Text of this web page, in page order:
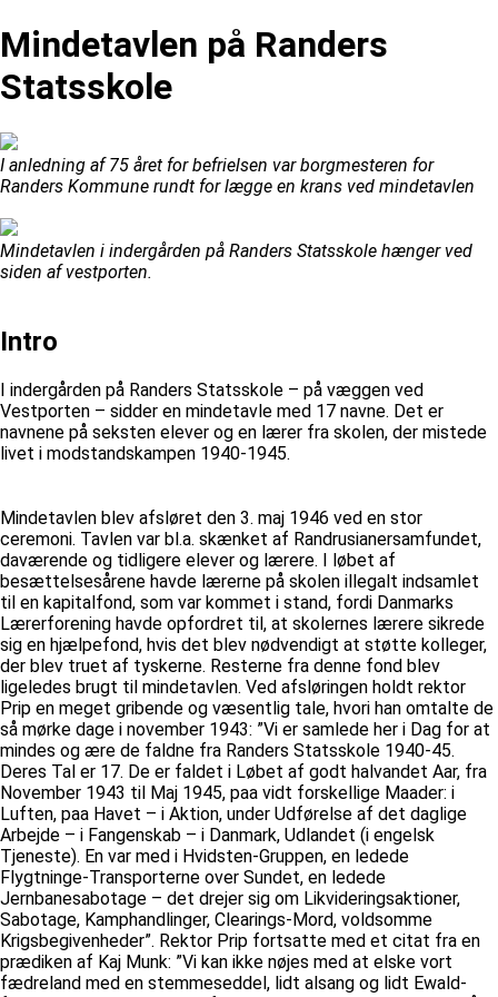
Mindetavlen på Randers
Statsskole
I anledning af 75 året for befrielsen var borgmesteren for
Randers Kommune rundt for lægge en krans ved mindetavlen
Mindetavlen i indergården på Randers Statsskole hænger ved
siden af vestporten.
Intro
I indergården på Randers Statsskole – på væggen ved
Vestporten – sidder en mindetavle med 17 navne. Det er
navnene på seksten elever og en lærer fra skolen, der mistede
livet i modstandskampen 1940-1945.
Mindetavlen blev afsløret den 3. maj 1946 ved en stor
ceremoni. Tavlen var bl.a. skænket af Randrusianersamfundet,
daværende og tidligere elever og lærere. I løbet af
besættelsesårene havde lærerne på skolen illegalt indsamlet
til en kapitalfond, som var kommet i stand, fordi Danmarks
Lærerforening havde opfordret til, at skolernes lærere sikrede
sig en hjælpefond, hvis det blev nødvendigt at støtte kolleger,
der blev truet af tyskerne. Resterne fra denne fond blev
ligeledes brugt til mindetavlen. Ved afsløringen holdt rektor
Prip en meget gribende og væsentlig tale, hvori han omtalte de
så mørke dage i november 1943: ”Vi er samlede her i Dag for at
mindes og ære de faldne fra Randers Statsskole 1940-45.
Deres Tal er 17. De er faldet i Løbet af godt halvandet Aar, fra
November 1943 til Maj 1945, paa vidt forskellige Maader: i
Luften, paa Havet – i Aktion, under Udførelse af det daglige
Arbejde – i Fangenskab – i Danmark, Udlandet (i engelsk
Tjeneste). En var med i Hvidsten-Gruppen, en ledede
Flygtninge-Transporterne over Sundet, en ledede
Jernbanesabotage – det drejer sig om Likvideringsaktioner,
Sabotage, Kamphandlinger, Clearings-Mord, voldsomme
Krigsbegivenheder”. Rektor Prip fortsatte med et citat fra en
prædiken af Kaj Munk: ”Vi kan ikke nøjes med at elske vort
fædreland med en stemmeseddel, lidt alsang og lidt Ewald-